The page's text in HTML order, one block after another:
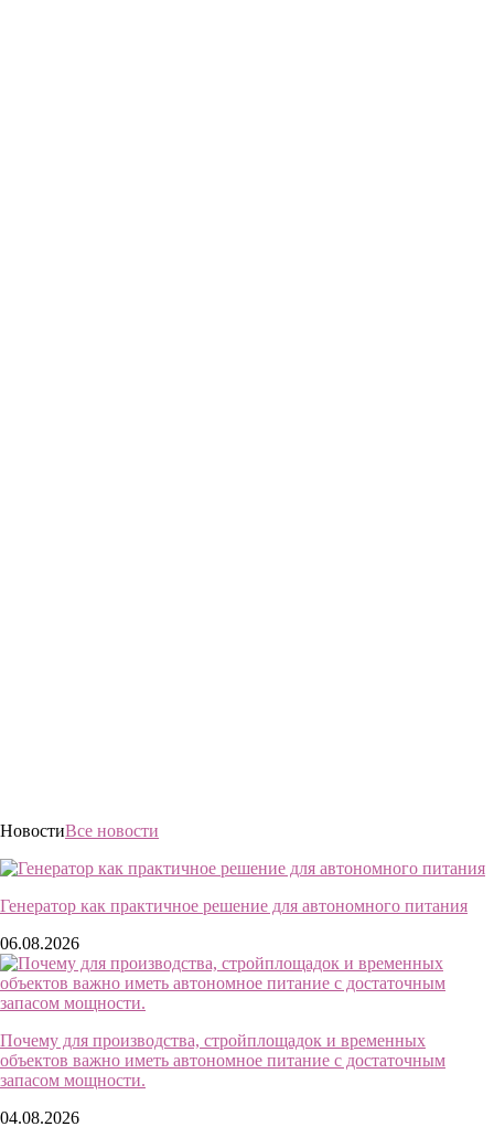
НовостиВсе новости
Генератор как практичное решение для автономного питания
06.08.2026
Почему для производства, стройплощадок и временных
объектов важно иметь автономное питание с достаточным
запасом мощности.
04.08.2026